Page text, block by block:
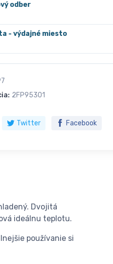
odber
- výdajné miesto
2FP95301
Twitter Facebook
Dvojitá
ideálnu teplotu.
používanie si